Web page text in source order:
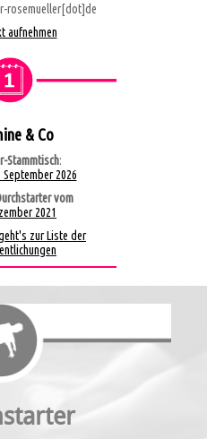
rosemueller[dot]de
aufnehmen
& Co
Stammtisch:
2026
vom
2021
zur Liste der